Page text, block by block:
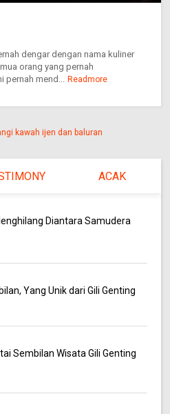
dengar dengan nama kuliner
orang yang pernah
pernah mend... Readmore
ACAK
Diantara Samudera
Yang Unik dari Gili Genting
Sembilan Wisata Gili Genting